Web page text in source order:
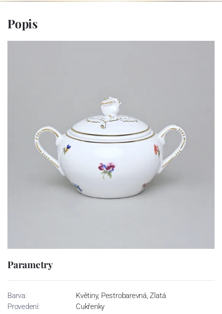
Popis
Parametry
Barva:
Květiny, Pestrobarevná, Zlatá
Provedení:
Cukřenky